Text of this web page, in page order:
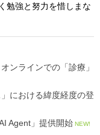
勉強と努力を惜しまな
ンラインでの「診療」
における緯度経度の登
Agent」提供開始 NEW!